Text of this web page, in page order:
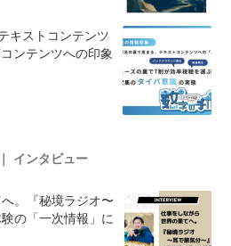
キストコンテンツ
ンテンツへの印象
｜ インタビュー
。『秘境ラジオ〜
の「一次情報」に